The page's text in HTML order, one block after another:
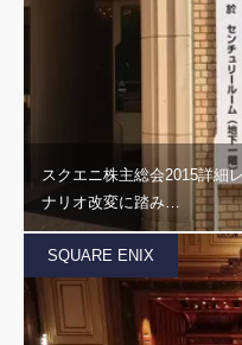
スクエニ株主総会2015詳
ナリオ改変に踏み…
SQUARE ENIX